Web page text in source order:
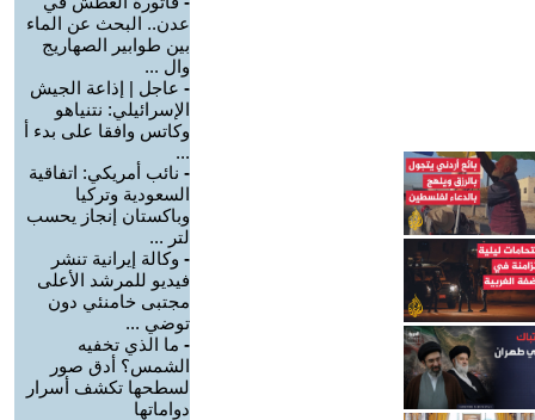
عدن.. البحث عن الماء
بين طوابير الصهاريج
وال ...
- عاجل | إذاعة الجيش
الإسرائيلي: نتنياهو
وكاتس وافقا على بدء أ
...
- نائب أمريكي: اتفاقية
السعودية وتركيا
وباكستان إنجاز يحسب
لتر ...
- وكالة إيرانية تنشر
فيديو للمرشد الأعلى
مجتبى خامنئي دون
توضي ...
- ما الذي تخفيه
الشمس؟ أدق صور
لسطحها تكشف أسرار
دواماتها